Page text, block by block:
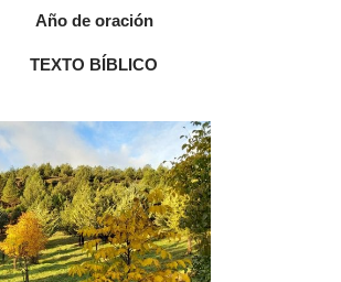
Año de oración
TEXTO BÍBLICO